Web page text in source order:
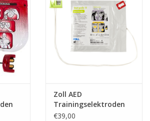
Zoll AED
Trainingselektroden
Stat-Padz II
€39,00